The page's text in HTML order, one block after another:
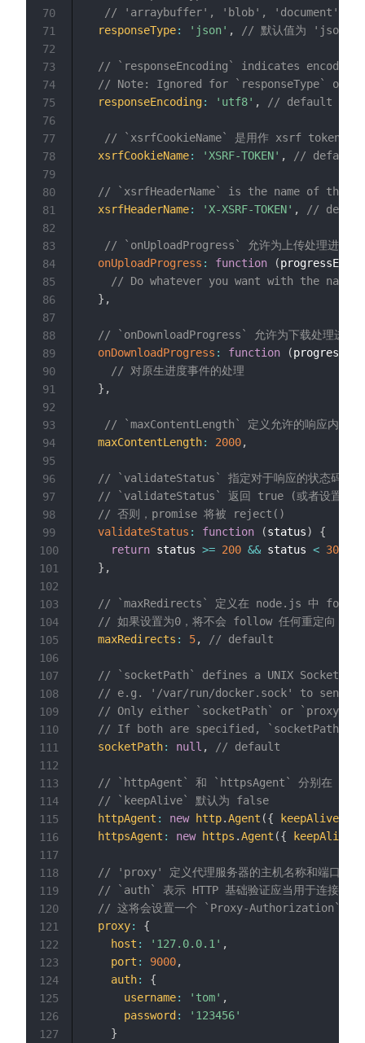
// 'arraybuffer', 'blob', 'document',
responseType: 'json' , // 默认值为 'json'
// `responseEncoding` indicates
// Note: Ignored for `responseType` of
responseEncoding: 'utf8' , // default
// `xsrfCookieName` 是用作 xsrf token 的
xsrfCookieName: 'XSRF-TOKEN' , // default
// `xsrfHeaderName` is the name of the
xsrfHeaderName: 'X-XSRF-TOKEN' , //
// `onUploadProgress` 允许为上传处理进度事
onUploadProgress : function (progressEvent
// Do whatever you want with the
} ,
// `onDownloadProgress` 允许为下载处理进度
onDownloadProgress : function (
// 对原生进度事件的处理
} ,
// `maxContentLength` 定义允许的响应内容的
maxContentLength: 2000,
// `validateStatus` 指定对于响应的状态码
// `validateStatus` 返回 true (或者设置为
// 否则，promise 将被 reject()
validateStatus : function (status)
{
return status >= 200 && status < 300
} ,
// `maxRedirects` 定义在 node.js 中 follow
// 如果设置为0，将不会 follow 任何重定向
maxRedirects : 5, // default
// `socketPath` defines a UNIX Socket
// e.g. '/var/run/docker.sock' to send
// Only either `socketPath` or `proxy`
// If both are specified, `socketPath` is
socketPath: null , // default
// `httpAgent` 和 `httpsAgent` 分别在
// `keepAlive` 默认为 false
httpAgent : new http.Agent ({ keepAlive
httpsAgent : new https .Agent ({ keepAlive
// 'proxy' 定义代理服务器的主机名称和端口
// `auth` 表示 HTTP 基础验证应当用于连接代理
// 这将会设置一个 `Proxy-Authorization` 头
proxy:
{
host : '127.0.0.1' ,
port : 9000,
auth:
{
username: 'tom' ,
password :
'123456'
}
70
71
72
73
74
75
76
77
78
79
80
81
82
83
84
85
86
87
88
89
90
91
92
93
94
95
96
97
98
99
100
101
102
103
104
105
106
107
108
109
110
111
112
113
114
115
116
117
118
119
120
121
122
123
124
125
126
127